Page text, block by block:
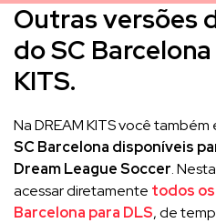
Outras versões
do SC
KITS.
Na DREAM KITS você
SC Barcelona disponíveis
Dream League Soccer.
acessar diretamente todos
Barcelona para DLS, de